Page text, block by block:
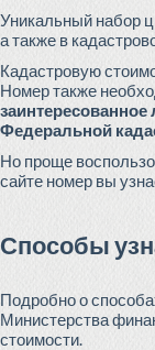
Уникальный набор
а также в
Кадастровую
Номер также
Федеральной
Но проще
сайте номер вы
Способы
Подробно о
Министерства
стоимости.